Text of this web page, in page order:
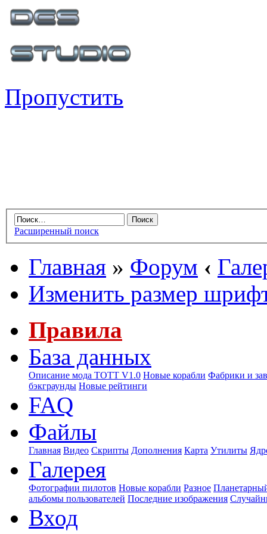
Пропустить
Расширенный поиск
Главная » Форум ‹
Изменить размер
Правила
База данных
Описание мода ТОТТ V1.0 Новые корабли Фабрики и
бэкграунды Новые рейтинги
FAQ
Файлы
Главная Видео Скрипты Дополнения Карта Утилиты
Галерея
Фотографии пилотов Новые корабли Разное
альбомы пользователей Последние изображения
Вход